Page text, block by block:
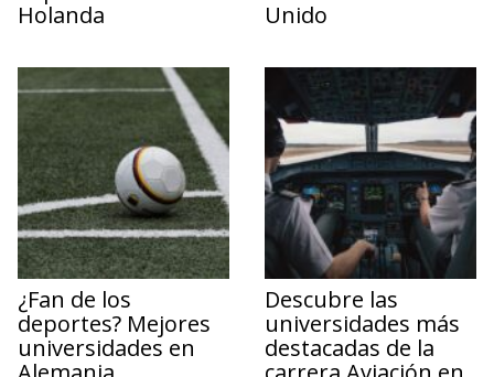
Holanda
Unido
¿Fan de los
deportes? Mejores
universidades en
Descubre las
universidades más
destacadas de la